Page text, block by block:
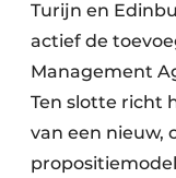
Turijn en
actief de
Management
Ten slotte richt
van een nieuw,